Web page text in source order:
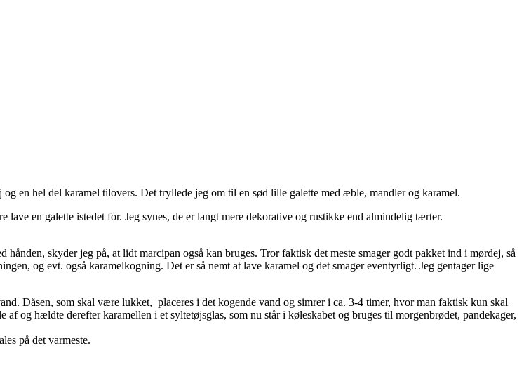
en hel del karamel tilovers. Det tryllede jeg om til en sød lille galette med æble, mandler og karamel.
en galette istedet for. Jeg synes, de er langt mere dekorative og rustikke end almindelig tærter.
skyder jeg på, at lidt marcipan også kan bruges. Tror faktisk det meste smager godt pakket ind i mørdej, så
og evt. også karamelkogning. Det er så nemt at lave karamel og det smager eventyrligt. Jeg gentager lige
Dåsen, som skal være lukket, placeres i det kogende vand og simrer i ca. 3-4 timer, hvor man faktisk kun skal
og hældte derefter karamellen i et syltetøjsglas, som nu står i køleskabet og bruges til morgenbrødet, pandekager,
på det varmeste.